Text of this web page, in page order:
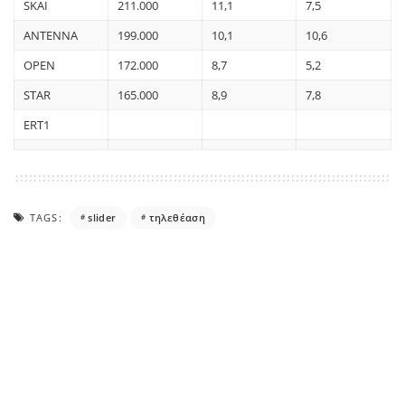
SKAI 211.000 11,1
7,5
ANTENNA
199.000 10,1
10,6
OPEN
172.000 8,7
5,2
STAR
165.000 8,9
7,8
ERT1
TAGS: slider τηλεθέαση